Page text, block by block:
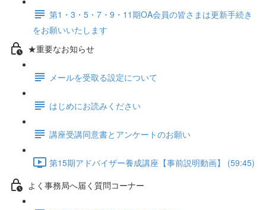
第1・3・5・7・9・11期OA会員の皆さまは更新手続き
をお願いいたします
★重要なお知らせ
メールを受取る設定について
はじめにお読みください
講座受講同意書とアンケートのお願い
第15期アドバイザー養成講座【事前説明動画】 (59:45)
よく事務局へ届く質問コーナー